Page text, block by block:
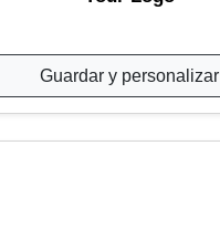
Guardar y personalizar